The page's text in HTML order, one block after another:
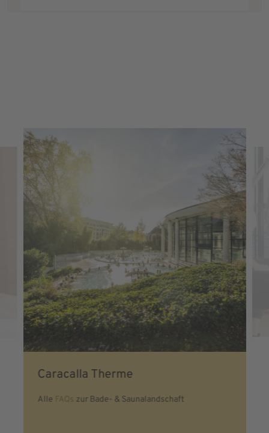
Caracalla Therme
Alle zur Bade- & Saunalandschaft